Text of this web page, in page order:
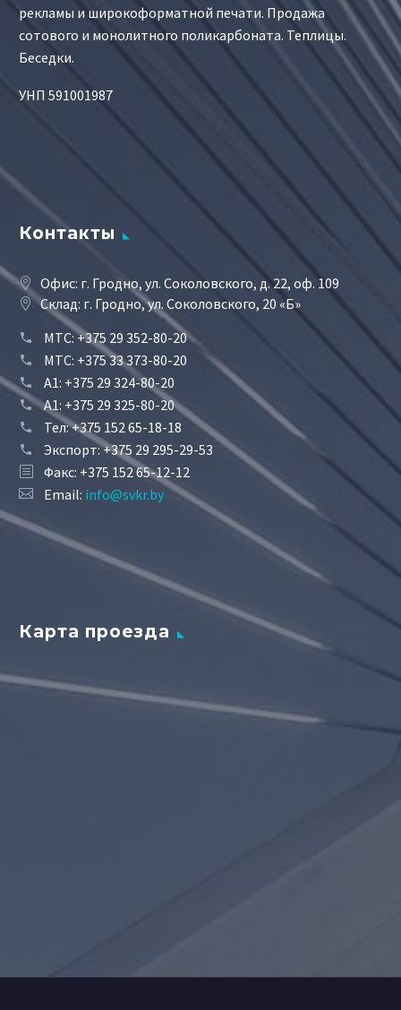
рекламы и широкоформатной печати. Продажа
сотового и монолитного поликарбоната. Теплицы.
Беседки.
УНП 591001987
Контакты
Офис: г. Гродно, ул. Соколовского, д. 22, оф. 109
Склад: г. Гродно, ул. Соколовского, 20 «Б»
МТС:+375 29 352-80-20
МТС: +375 33 373-80-20
А1: +375 29 324-80-20
А1: +375 29 325-80-20
Тел:+375 152 65-18-18
Экспорт:+375 29 295-29-53
Факс: +375 152 65-12-12
Email: info@svkr.by
Карта проезда